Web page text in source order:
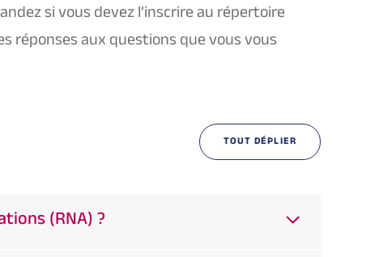
si vous devez l’inscrire au répertoire
réponses aux questions que vous vous
TOUT DÉPLIER
(RNA) ?